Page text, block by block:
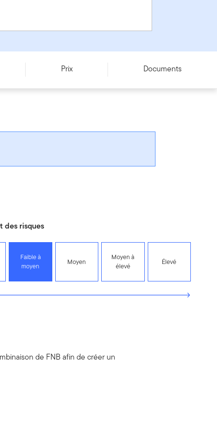
Prix Documents
des risques
Faible à
moyen
Moyen
Moyen à
élevé
Élevé
de FNB afin de créer un